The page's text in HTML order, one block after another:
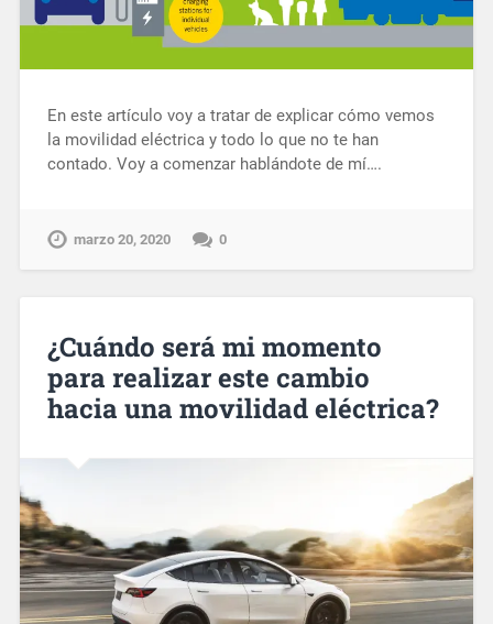
En este artículo voy a tratar de explicar cómo vemos
la movilidad eléctrica y todo lo que no te han
contado. Voy a comenzar hablándote de mí….
marzo 20, 2020 0
¿Cuándo será mi momento
para realizar este cambio
hacia una movilidad eléctrica?